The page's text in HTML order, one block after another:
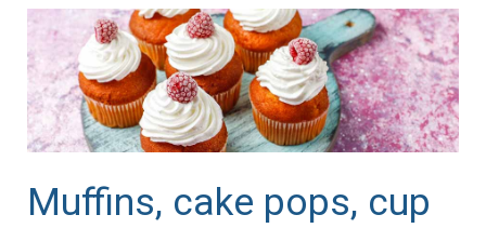
Muffins, cake pops, cup